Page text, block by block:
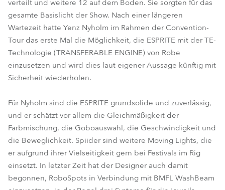
verteilt und weitere 12 auf dem Boden. Sie sorgten für das
gesamte Basislicht der Show. Nach einer längeren
Wartezeit hatte Yenz Nyholm im Rahmen der Convention-
Tour das erste Mal die Möglichkeit, die ESPRITE mit der TE-
Technologie (TRANSFERABLE ENGINE) von Robe
einzusetzen und wird dies laut eigener Aussage künftig mit
Sicherheit wiederholen.
Für Nyholm sind die ESPRITE grundsolide und zuverlässig,
und er schätzt vor allem die Gleichmäßigkeit der
Farbmischung, die Goboauswahl, die Geschwindigkeit und
die Beweglichkeit. Spiider sind weitere Moving Lights, die
er aufgrund ihrer Vielseitigkeit gern bei Festivals im Rig
einsetzt. In letzter Zeit hat der Designer auch damit
begonnen, RoboSpots in Verbindung mit BMFL WashBeam